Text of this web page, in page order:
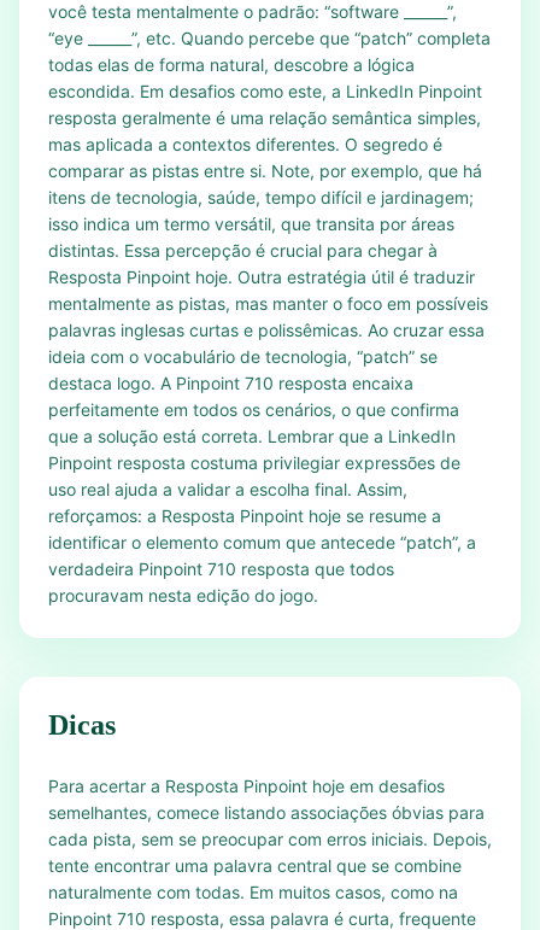
você testa mentalmente o padrão: “software ______”,
“eye ______”, etc. Quando percebe que “patch” completa
todas elas de forma natural, descobre a lógica
escondida. Em desafios como este, a LinkedIn Pinpoint
resposta geralmente é uma relação semântica simples,
mas aplicada a contextos diferentes. O segredo é
comparar as pistas entre si. Note, por exemplo, que há
itens de tecnologia, saúde, tempo difícil e jardinagem;
isso indica um termo versátil, que transita por áreas
distintas. Essa percepção é crucial para chegar à
Resposta Pinpoint hoje. Outra estratégia útil é traduzir
mentalmente as pistas, mas manter o foco em possíveis
palavras inglesas curtas e polissêmicas. Ao cruzar essa
ideia com o vocabulário de tecnologia, “patch” se
destaca logo. A Pinpoint 710 resposta encaixa
perfeitamente em todos os cenários, o que confirma
que a solução está correta. Lembrar que a LinkedIn
Pinpoint resposta costuma privilegiar expressões de
uso real ajuda a validar a escolha final. Assim,
reforçamos: a Resposta Pinpoint hoje se resume a
identificar o elemento comum que antecede “patch”, a
verdadeira Pinpoint 710 resposta que todos
procuravam nesta edição do jogo.
Dicas
Para acertar a Resposta Pinpoint hoje em desafios
semelhantes, comece listando associações óbvias para
cada pista, sem se preocupar com erros iniciais. Depois,
tente encontrar uma palavra central que se combine
naturalmente com todas. Em muitos casos, como na
Pinpoint 710 resposta, essa palavra é curta, frequente